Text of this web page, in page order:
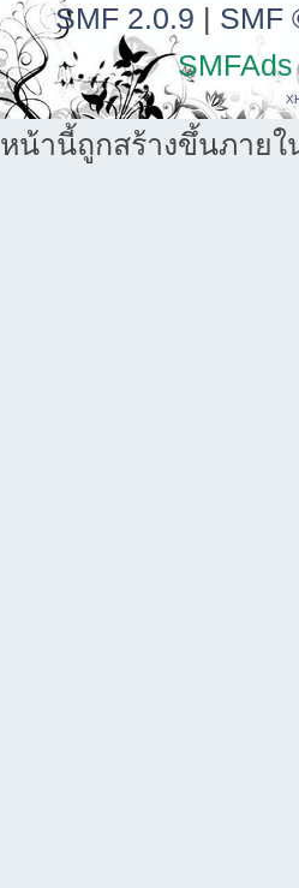
SMF 2.0.9 | SMF
SMFAds
หน้านี้ถูกสร้างขึ้นภายใ